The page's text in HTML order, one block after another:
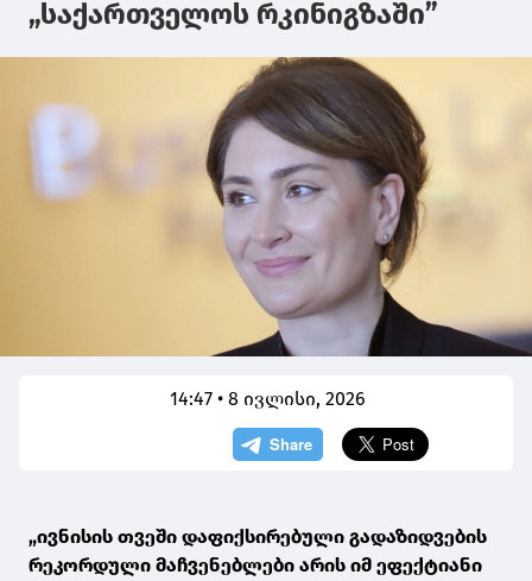
„საქართველოს რკინიგზაში”
14:47 • 8 ივლისი, 2026
„ივნისის თვეში დაფიქსირებული გადაზიდვების
რეკორდული მაჩვენებლები არის იმ ეფექტიანი